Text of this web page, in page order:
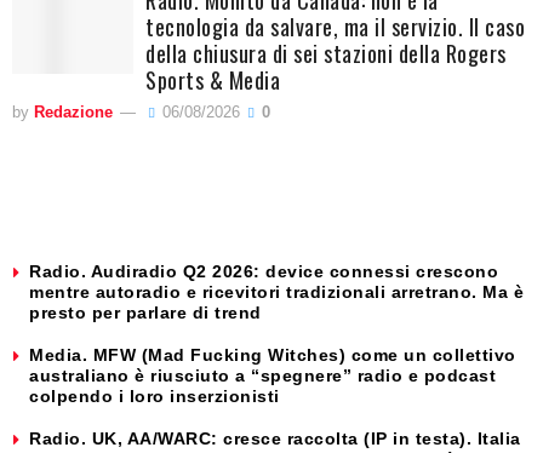
tecnologia da salvare, ma il servizio. Il caso
della chiusura di sei stazioni della Rogers
Sports & Media
by Redazione 06/08/2026 0
Radio. Audiradio Q2 2026: device connessi crescono
mentre autoradio e ricevitori tradizionali arretrano. Ma è
presto per parlare di trend
Media. MFW (Mad Fucking Witches) come un collettivo
australiano è riusciuto a “spegnere” radio e podcast
colpendo i loro inserzionisti
Radio. UK, AA/WARC: cresce raccolta (IP in testa). Italia